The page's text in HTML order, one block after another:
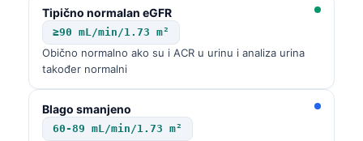
Tipično normalan eGFR
≥90 mL/min/1.73 m²
Obično normalno ako su i ACR u urinu i analiza urina
također normalni
Blago smanjeno
60-89 mL/min/1.73 m²
Bahasa Indonesia
Հայերեն
Српски језик
Svenska